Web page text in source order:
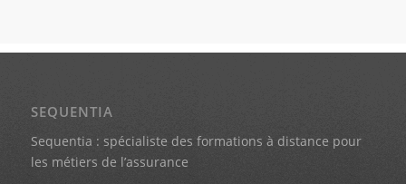
SEQUENTIA
Sequentia : spécialiste des formations à distance pour
les métiers de l’assurance